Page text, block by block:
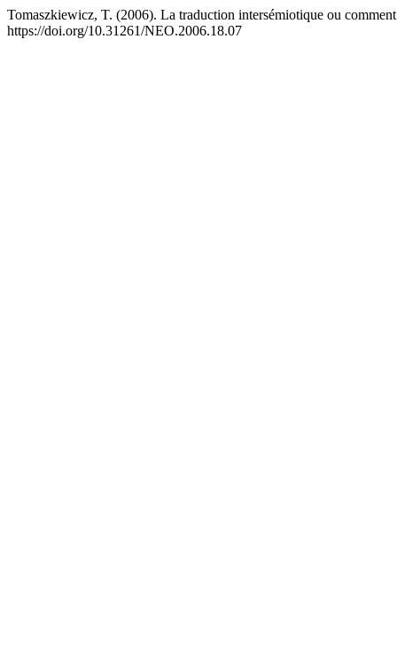
Tomaszkiewicz, T. (2006). La traduction intersémiotique ou
https://doi.org/10.31261/NEO.2006.18.07